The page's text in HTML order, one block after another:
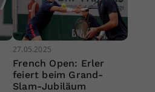
27.05.2025
French Open: Erler
feiert beim Grand-
Slam-Jubiläum